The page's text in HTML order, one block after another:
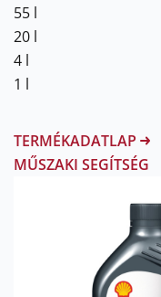
55 l
20 l
4 l
1 l
TERMÉKADATLAP
MŰSZAKI SEGÍTSÉG